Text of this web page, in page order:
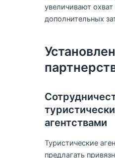
увеличивают охват
дополнительных
агентствами
Туристические
предлагать